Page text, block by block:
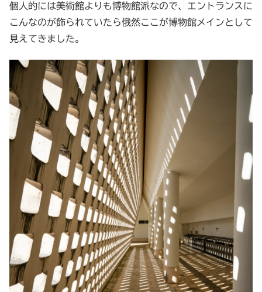
個人的には美術館よりも博物館派なので、エントランスに
こんなのが飾られていたら俄然ここが博物館メインとして
見えてきました。